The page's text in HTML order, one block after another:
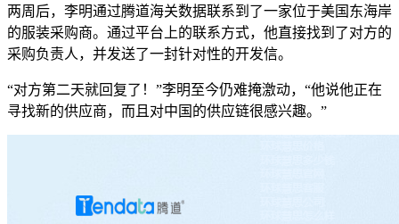
两周后，李明通过腾道海关数据联系到了一家位于美国东海岸
的服装采购商。通过平台上的联系方式，他直接找到了对方的
采购负责人，并发送了一封针对性的开发信。
“对方第二天就回复了！”李明至今仍难掩激动，“他说他正在
寻找新的供应商，而且对中国的供应链很感兴趣。”